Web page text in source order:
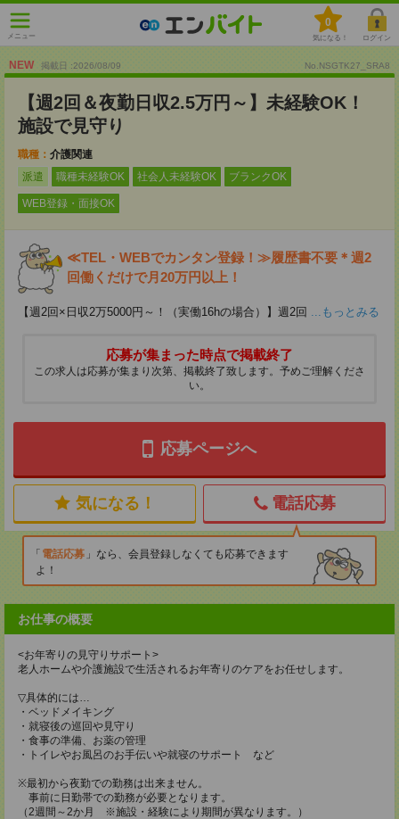
メニュー
0
気になる！ ログイン
NEW 掲載日 :2026/08/09 No.NSGTK27_SRA8
【週2回＆夜勤日収2.5万円～】未経験OK！
施設で見守り
職種： 介護関連
派遣
職種未経験OK 社会人未経験OK ブランクOK
WEB登録・面接OK
≪TEL・WEBでカンタン登録！≫履歴書不要＊週2
回働くだけで月20万円以上！
【週2回×日収2万5000円～！（実働16hの場合）】週2回 ...もっとみる
応募が集まった時点で掲載終了
この求人は応募が集まり次第、掲載終了致します。予めご理解くださ
い。
応募ページへ
気になる！ 電話応募
電話応募
なら、会員登録しなくても応募できます
よ！
お仕事の概要
<お年寄りの見守りサポート>
老人ホームや介護施設で生活されるお年寄りのケアをお任せします。
▽具体的には…
・ベッドメイキング
・就寝後の巡回や見守り
・食事の準備、お薬の管理
・トイレやお風呂のお手伝いや就寝のサポート など
※最初から夜勤での勤務は出来ません。
事前に日勤帯での勤務が必要となります。
（2週間～2か月 ※施設・経験により期間が異なります。）